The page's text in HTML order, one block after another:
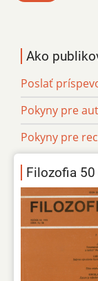
Ako
Poslať
Pokyny pre
Pokyny pre
Filozofia